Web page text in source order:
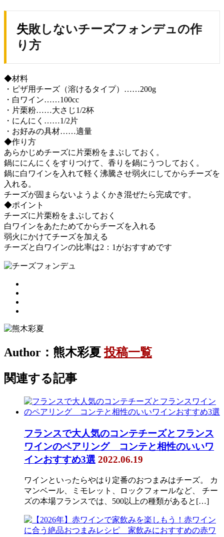
失敗しないチーズフォンデュの作
り方
◆材料
・ピザ用チーズ（溶けるタイプ）……200g
・白ワイン……100cc
・片栗粉……大さじ1/2杯
・にんにく……1/2片
・お好みの具材……適量
◆作り方
あらかじめチーズに片栗粉をまぶしておく。
鍋ににんにくをすりつけて、香りを鍋にうつしておく。
鍋に白ワインを入れて軽く沸騰させ弱火にしてからチーズを
入れる。
チーズが固まらないようよくかき混ぜたら完成です。
◆ポイント
チーズに片栗粉をまぶしておく
白ワインをあたためてからチーズを入れる
弱火にかけてチーズを加える
チーズと白ワインの比率は2：1がおすすめです
Author：熊木彩夏投稿一覧
関連する記事
フランスで大人気のコンテチーズとフランス
ワインのペアリング コンテと相性のいいワ
インおすすめ3選 2022.06.19
ワインといったらやはり定番のおつまみはチーズ。 カ
マンベール、ミモレット、ロックフォールなど、 チー
ズの本場フランスでは、500以上の種類があると[…]